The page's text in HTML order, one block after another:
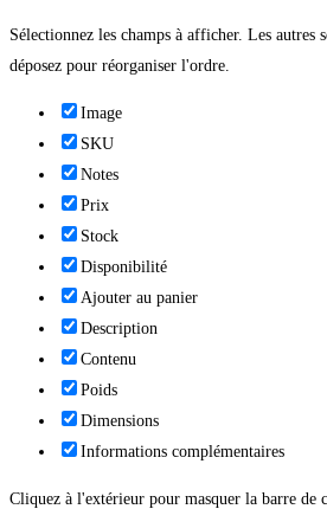
Sélectionnez les champs à afficher. Les autres
déposez pour réorganiser l'ordre.
Image
SKU
Notes
Prix
Stock
Disponibilité
Ajouter au panier
Description
Contenu
Poids
Dimensions
Informations complémentaires
Cliquez à l'extérieur pour masquer la barre de